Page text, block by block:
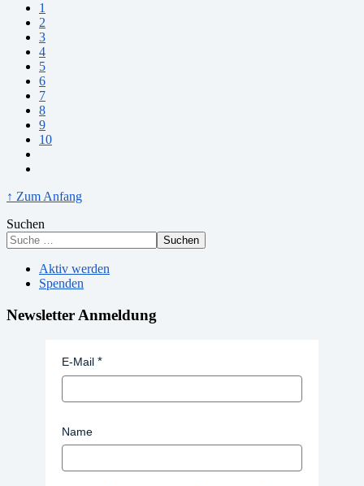
1
2
3
4
5
6
7
8
9
10
↑ Zum Anfang
Suchen
Suchen
Aktiv werden
Spenden
Newsletter Anmeldung
E-Mail
Name